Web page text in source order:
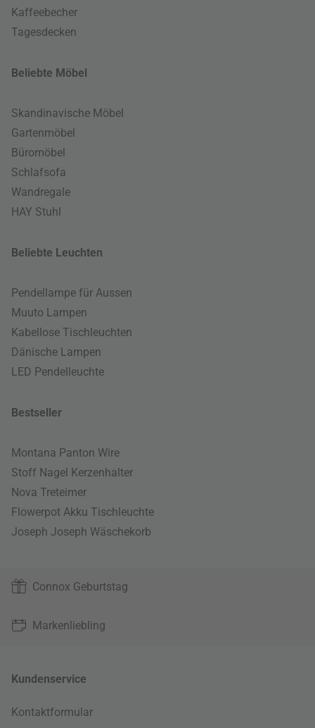
Kaffeebecher
Tagesdecken
Beliebte Möbel
Skandinavische Möbel
Gartenmöbel
Büromöbel
Schlafsofa
Wandregale
HAY Stuhl
Beliebte Leuchten
Pendellampe für Aussen
Muuto Lampen
Kabellose Tischleuchten
Dänische Lampen
LED Pendelleuchte
Bestseller
Montana Panton Wire
Stoff Nagel Kerzenhalter
Nova Treteimer
Flowerpot Akku Tischleuchte
Joseph Joseph Wäschekorb
Connox Geburtstag
Markenliebling
Kundenservice
Kontaktformular